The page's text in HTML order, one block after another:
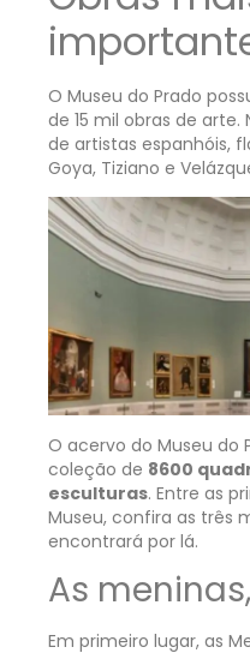
O Museu do Prado
de 15 mil obras de
de artistas espanhóis,
Goya, Tiziano e
O acervo do Museu do
coleção de 8600
esculturas. Entre as
Museu, confira as três
encontrará por lá.
As
Em primeiro lugar, as